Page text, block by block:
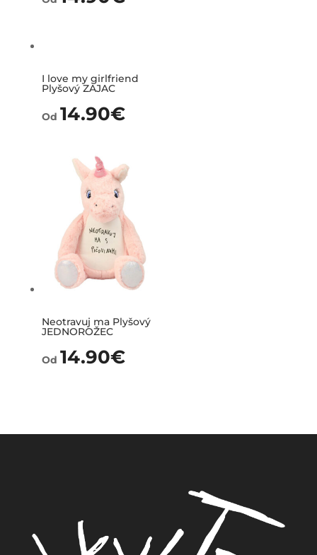
I love my girlfriend
Plyšový ZAJAC
Od 14.90€
Neotravuj ma Plyšový
JEDNOROŽEC
Od 14.90€